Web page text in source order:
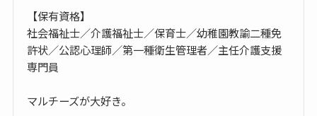
【保有資格】
社会福祉士／介護福祉士／保育士／幼稚園教諭二種免
許状／公認心理師／第一種衛生管理者／主任介護支援
専門員
マルチーズが大好き。